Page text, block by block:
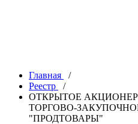
Главная
/
Реестр
/
ОТКРЫТОЕ
ТОРГОВО-
"ПРОДТОВАРЫ"